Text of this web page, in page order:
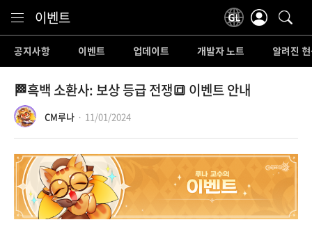
이벤트
공지사항 이벤트 업데이트 개발자 노트 알려진
🏁흑백 소환사: 보상 등급 전쟁🔳 이벤트 안내
CM루나 11/01/2024